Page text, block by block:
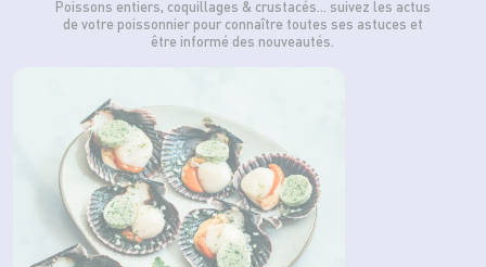
Poissons entiers, coquillages & crustacés… suivez les actus
de votre poissonnier pour connaître toutes ses astuces et
être informé des nouveautés.